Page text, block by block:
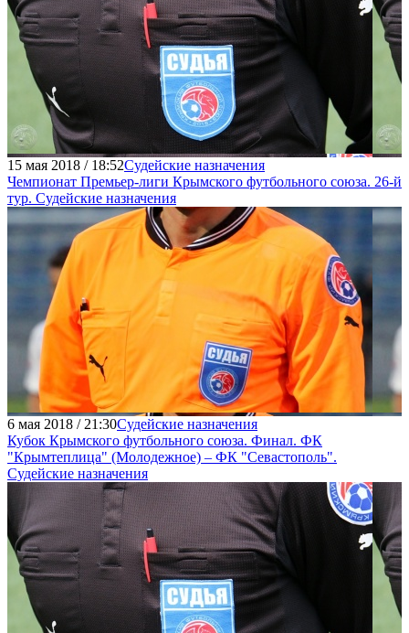
15 мая 2018 / 18:52Судейские назначения
Чемпионат Премьер-лиги Крымского футбольного союза. 26-й
тур. Судейские назначения
6 мая 2018 / 21:30Судейские назначения
Кубок Крымского футбольного союза. Финал. ФК
"Крымтеплица" (Молодежное) – ФК "Севастополь".
Судейские назначения